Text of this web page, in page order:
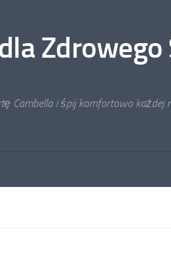
Zdrowego
Cambella i śpij komfortowo każdej